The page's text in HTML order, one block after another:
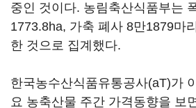
중인 것이다. 농림축산식품부는
1773.8ha, 가축 폐사 8만1879마
한 것으로 집계했다.
한국농수산식품유통공사(aT)가
요 농축산물 주간 가격동향을 보